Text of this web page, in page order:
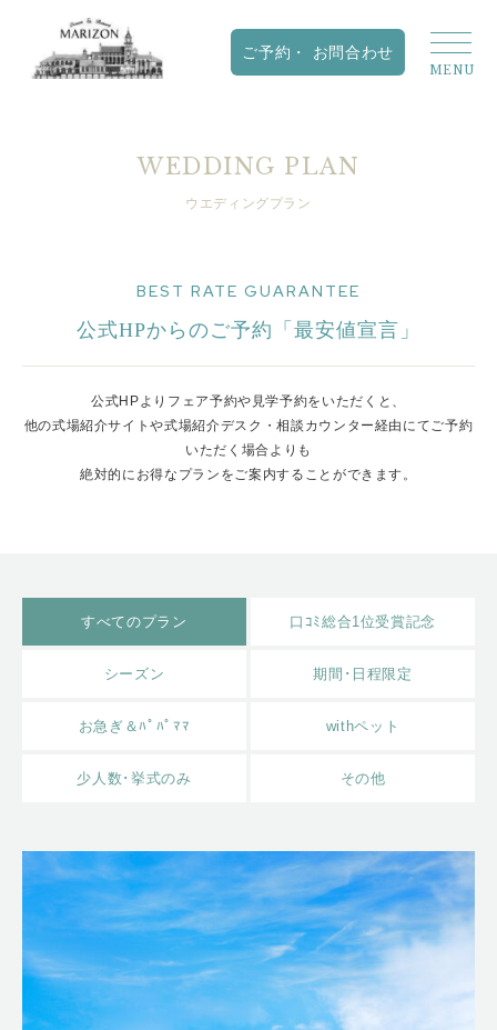
WEDDING PLAN
ウエディングプラン
BEST RATE GUARANTEE
公式HPからのご予約「最安値宣言」
公式HPよりフェア予約や見学予約をいただくと、
他の式場紹介サイトや式場紹介デスク・相談カウンター経由にてご予約
いただく場合よりも
絶対的にお得なプランをご案内することができます。
すべてのプラン 口ｺﾐ総合1位受賞記念
シーズン 期間･日程限定
お急ぎ＆ﾊﾟﾊﾟﾏﾏ withペット
少人数･挙式のみ その他